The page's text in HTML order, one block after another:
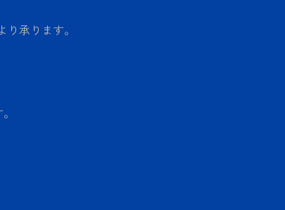
承ります。